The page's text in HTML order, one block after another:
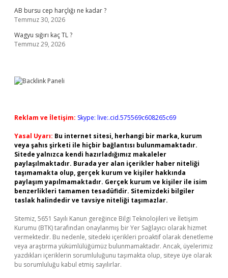
AB bursu cep harçlığı ne kadar ?
Temmuz 30, 2026
Wagyu sığırı kaç TL ?
Temmuz 29, 2026
Reklam ve İletişim: Skype: live:.cid.575569c608265c69
Yasal Uyarı: Bu internet sitesi, herhangi bir marka, kurum
veya şahıs şirketi ile hiçbir bağlantısı bulunmamaktadır.
Sitede yalnızca kendi hazırladığımız makaleler
paylaşılmaktadır. Burada yer alan içerikler haber niteliği
taşımamakta olup, gerçek kurum ve kişiler hakkında
paylaşım yapılmamaktadır. Gerçek kurum ve kişiler ile isim
benzerlikleri tamamen tesadüfidir. Sitemizdeki bilgiler
taslak halindedir ve tavsiye niteliği taşımazlar.
Sitemiz, 5651 Sayılı Kanun gereğince Bilgi Teknolojileri ve İletişim
Kurumu (BTK) tarafından onaylanmış bir Yer Sağlayıcı olarak hizmet
vermektedir. Bu nedenle, sitedeki içerikleri proaktif olarak denetleme
veya araştırma yükümlülüğümüz bulunmamaktadır. Ancak, üyelerimiz
yazdıkları içeriklerin sorumluluğunu taşımakta olup, siteye üye olarak
bu sorumluluğu kabul etmiş sayılırlar.